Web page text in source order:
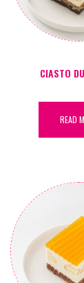
CIASTO
READ